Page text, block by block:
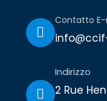
Contatto
Indirizzo
2 Rue